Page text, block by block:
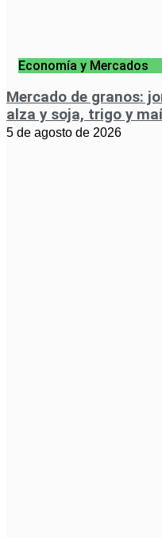
Economía y Mercados
Mercado de granos:
alza y soja, trigo y
5 de agosto de 2026